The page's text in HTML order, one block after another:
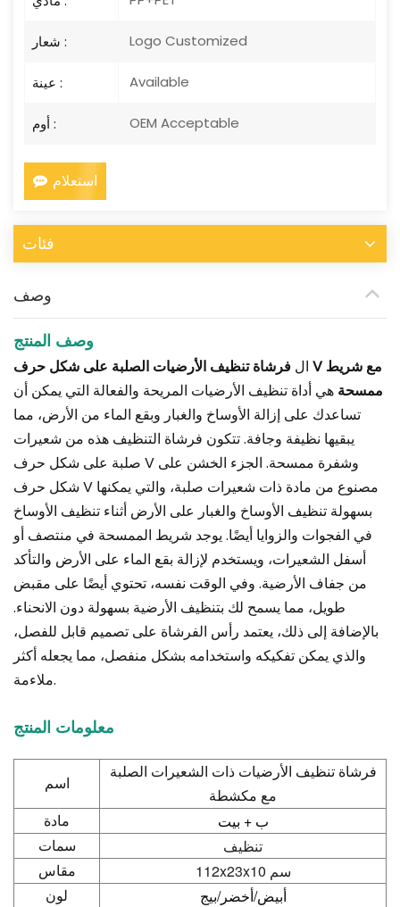
شعار : Logo Customized
عينة : Available
أوم : OEM Acceptable
استعلام
فئات
وصف
وصف المنتج
ال فرشاة تنظيف الأرضيات الصلبة على شكل حرف V مع شريط
ممسحة هي أداة تنظيف الأرضيات المريحة والفعالة التي يمكن أن
تساعدك على إزالة الأوساخ والغبار وبقع الماء من الأرض، مما
يبقيها نظيفة وجافة. تتكون فرشاة التنظيف هذه من شعيرات
صلبة على شكل حرف V وشفرة ممسحة. الجزء الخشن على
شكل حرف V مصنوع من مادة ذات شعيرات صلبة، والتي يمكنها
بسهولة تنظيف الأوساخ والغبار على الأرض أثناء تنظيف الأوساخ
في الفجوات والزوايا أيضًا. يوجد شريط الممسحة في منتصف أو
أسفل الشعيرات، ويستخدم لإزالة بقع الماء على الأرض والتأكد
من جفاف الأرضية. وفي الوقت نفسه، تحتوي أيضًا على مقبض
طويل، مما يسمح لك بتنظيف الأرضية بسهولة دون الانحناء.
بالإضافة إلى ذلك، يعتمد رأس الفرشاة على تصميم قابل للفصل،
والذي يمكن تفكيكه واستخدامه بشكل منفصل، مما يجعله أكثر
ملاءمة.
معلومات المنتج
اسم
فرشاة تنظيف الأرضيات ذات الشعيرات الصلبة
مع مكشطة
مادة
ب + بيت
سمات
تنظيف
مقاس
112x23x10 سم
لون
أبيض/أخضر/بيج